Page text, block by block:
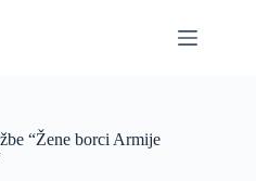
“Žene borci Armije